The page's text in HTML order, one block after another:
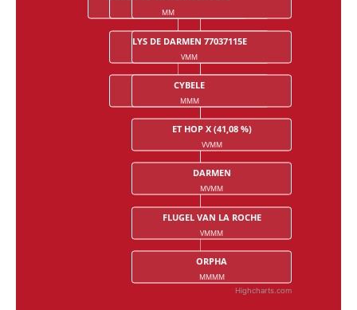
MM
LYS DE DARMEN 77037115E
VMM
CYBELE
MMM
CODEX 3843
LATOUCHA
ET HOP X (41,08 %)
VVMM
DARMEN
MVMM
FLUGEL VAN LA ROCHE
VMMM
ORPHA
MMMM
Highcharts.com